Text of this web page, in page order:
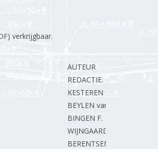
verkrijgbaar.
AUTEUR
REDACTIE.
KESTEREN van P.
BEYLEN van J.
BINGEN F.
WIJNGAARDEN van E.
BERENTSEN W.